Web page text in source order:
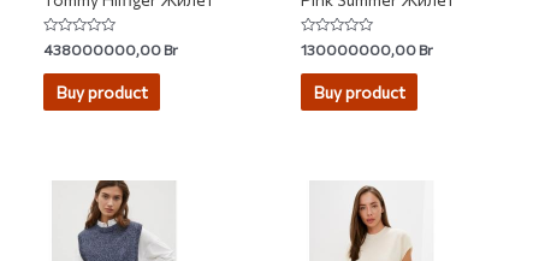
Rated
0
out
438000000,00Br
Buy product
Rated
0
out
130000000,00Br
Buy product